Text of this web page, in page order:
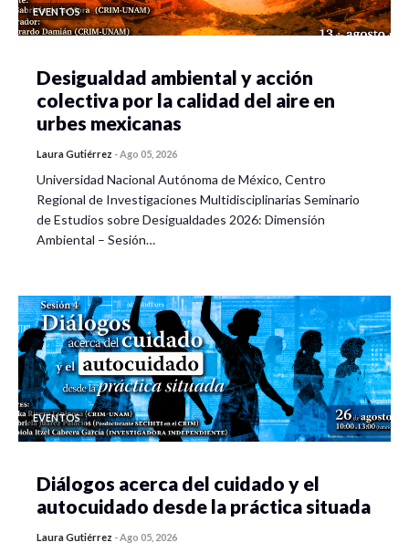
EVENTOS
Desigualdad ambiental y acción
colectiva por la calidad del aire en
urbes mexicanas
Laura Gutiérrez -Ago 05, 2026
Universidad Nacional Autónoma de México, Centro
Regional de Investigaciones Multidisciplinarias Seminario
de Estudios sobre Desigualdades 2026: Dimensión
Ambiental – Sesión…
EVENTOS
Diálogos acerca del cuidado y el
autocuidado desde la práctica situada
Laura Gutiérrez -Ago 05, 2026